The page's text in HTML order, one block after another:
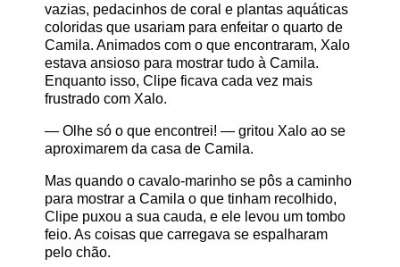
vazias, pedacinhos de coral e plantas aquáticas
coloridas que usariam para enfeitar o quarto de
Camila. Animados com o que encontraram, Xalo
estava ansioso para mostrar tudo à Camila.
Enquanto isso, Clipe ficava cada vez mais
frustrado com Xalo.
— Olhe só o que encontrei! — gritou Xalo ao se
aproximarem da casa de Camila.
Mas quando o cavalo-marinho se pôs a caminho
para mostrar a Camila o que tinham recolhido,
Clipe puxou a sua cauda, e ele levou um tombo
feio. As coisas que carregava se espalharam
pelo chão.